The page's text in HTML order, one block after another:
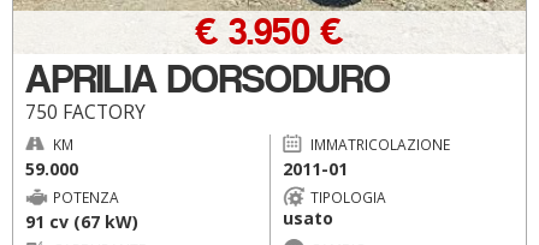
APRILIA DORSODURO
750 FACTORY
€ 3.950 €
KM
59.000
IMMATRICOLAZIONE
2011-01
POTENZA
91 cv (67 kW)
TIPOLOGIA
usato